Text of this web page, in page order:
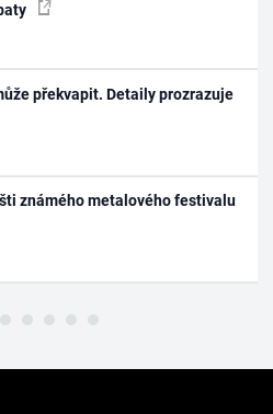
překvapit. Detaily prozrazuje
známého metalového festivalu